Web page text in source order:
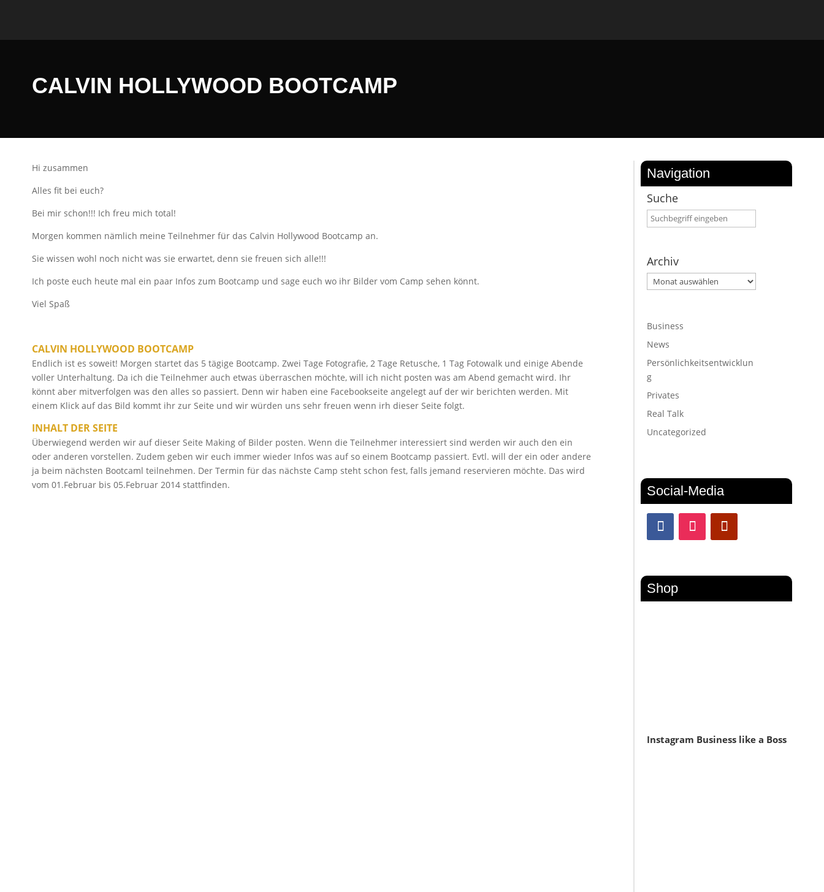
CALVIN HOLLYWOOD BOOTCAMP
Hi zusammen
Alles fit bei euch?
Bei mir schon!!! Ich freu mich total!
Morgen kommen nämlich meine Teilnehmer für das Calvin Hollywood Bootcamp an.
Sie wissen wohl noch nicht was sie erwartet, denn sie freuen sich alle!!!
Ich poste euch heute mal ein paar Infos zum Bootcamp und sage euch wo ihr Bilder vom Camp sehen könnt.
Viel Spaß
CALVIN HOLLYWOOD BOOTCAMP
Endlich ist es soweit! Morgen startet das 5 tägige Bootcamp. Zwei Tage Fotografie, 2 Tage Retusche, 1 Tag Fotowalk und einige Abende
voller Unterhaltung. Da ich die Teilnehmer auch etwas überraschen möchte, will ich nicht posten was am Abend gemacht wird. Ihr
könnt aber mitverfolgen was den alles so passiert. Denn wir haben eine Facebookseite angelegt auf der wir berichten werden. Mit
einem Klick auf das Bild kommt ihr zur Seite und wir würden uns sehr freuen wenn irh dieser Seite folgt.
INHALT DER SEITE
Überwiegend werden wir auf dieser Seite Making of Bilder posten. Wenn die Teilnehmer interessiert sind werden wir auch den ein
oder anderen vorstellen. Zudem geben wir euch immer wieder Infos was auf so einem Bootcamp passiert. Evtl. will der ein oder andere
ja beim nächsten Bootcaml teilnehmen. Der Termin für das nächste Camp steht schon fest, falls jemand reservieren möchte. Das wird
vom 01.Februar bis 05.Februar 2014 stattfinden.
Navigation
Suche
Archiv
Archiv
Business
News
Persönlichkeitsentwicklun
g
Privates
Real Talk
Uncategorized
Social-Media
Shop
Instagram Business like a Boss